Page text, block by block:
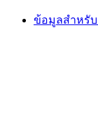
Skip
ข้อมูลสำหรับ